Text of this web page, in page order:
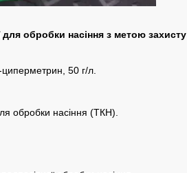
для обробки насіння з метою захисту
50 г/л.
обробки насіння (ТКН).